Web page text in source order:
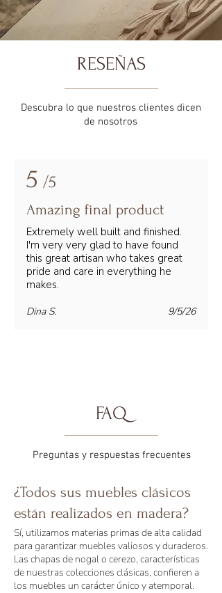
RESEÑAS
Descubra lo que nuestros clientes dicen
de nosotros
5 /5
Amazing final product
Extremely well built and finished.
I'm very very glad to have found
this great artisan who takes great
pride and care in everything he
makes.
9/5/26
Dina S.
FAQ
Preguntas y respuestas frecuentes
¿Todos sus muebles clásicos
están realizados en madera?
Sí, utilizamos materias primas de alta calidad
para garantizar muebles valiosos y duraderos.
Las chapas de nogal o cerezo, características
de nuestras colecciones clásicas, confieren a
los muebles un carácter único y atemporal.